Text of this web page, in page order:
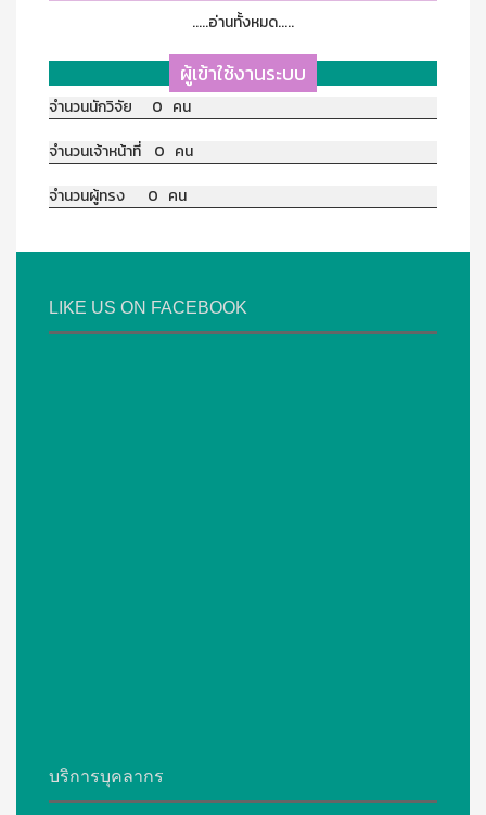
.....อ่านทั้งหมด.....
ผู้เข้าใช้งานระบบ
จำนวนนักวิจัย 0 คน
จำนวนเจ้าหน้าที่ 0 คน
จำนวนผู้ทรง 0 คน
LIKE US ON FACEBOOK
บริการบุคลากร